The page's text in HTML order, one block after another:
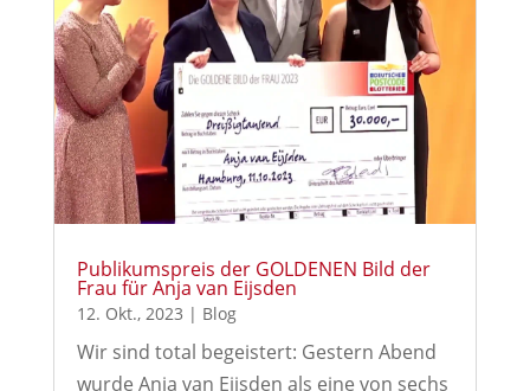
Publikumspreis der GOLDENEN Bild der
Frau für Anja van Eijsden
12. Okt., 2023 | Blog
Wir sind total begeistert: Gestern Abend
wurde Anja van Eijsden als eine von sechs